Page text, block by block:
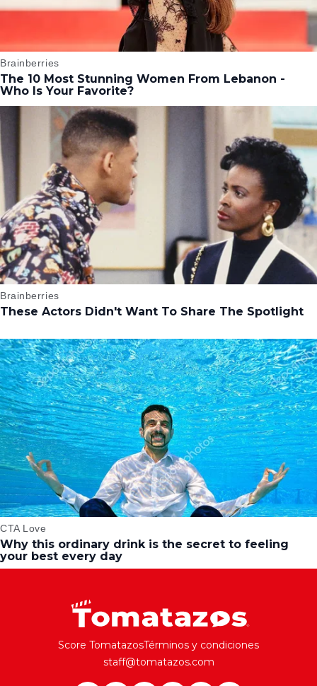
Score TomatazosTérminos y condiciones
staff@tomatazos.com